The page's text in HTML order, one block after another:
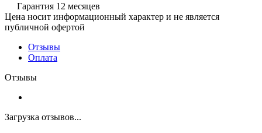
Гарантия 12 месяцев
Цена носит информационный характер и не является
публичной офертой
Отзывы
Оплата
Отзывы
Загрузка отзывов...